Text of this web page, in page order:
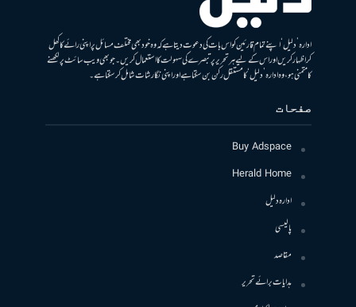
ادارہ ’دلیل‘ اپنے تمام قارئین کو اس بات کی دعوت دیتا ہے کہ وہ خود بھی مختلف مسائل پر اپنی رائے کا کھل
کر اظہار کریں اور اس کے لیے ہر تحریر پر تبصرے کی سہولت کا استعمال کریں۔ جو بھی ویب سائٹ پر لکھنے
کا متمنی ہو، وہ ادارہ ’دلیل‘ کا مستقل رکن بن سکتا ہے اور اپنی نگارشات شامل کرسکتا ہے۔
صفحات
Buy Adspace
Herald Home
ادارہ دلیل
پالیسی
مقاصد
ہدایات برائے تحریر